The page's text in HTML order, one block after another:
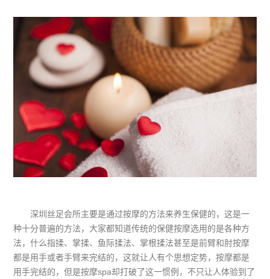
深圳丝足会所主要是通过按摩的方法来养生保健的，这是一
种十分普遍的方法，大家都知道传统的保健按摩选用的是各种方
法，什么指揉、掌揉、鱼际揉法、掌根揉法甚至是前臂和肘按摩
都是用手或者手臂来完结的，这就让人有个思想定势，按摩都是
用手完结的，但是按摩spa却打破了这一惯例，不只让人体验到了